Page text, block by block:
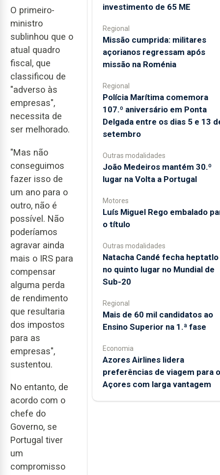
O primeiro-
ministro
sublinhou que o
atual quadro
fiscal, que
classificou de
"adverso às
empresas",
necessita de
ser melhorado.
"Mas não
conseguimos
fazer isso de
um ano para o
outro, não é
possível. Não
poderíamos
agravar ainda
mais o IRS para
compensar
alguma perda
de rendimento
que resultaria
dos impostos
para as
empresas",
sustentou.
No entanto, de
acordo com o
chefe do
Governo, se
Portugal tiver
um
compromisso
investimento de 65 ME
Regional
Missão cumprida: militares
açorianos regressam após
missão na Roménia
Regional
Polícia Marítima comemora
107.º aniversário em Ponta
Delgada entre os dias 5 e 13
setembro
Outras modalidades
João Medeiros mantém 30.º
lugar na Volta a Portugal
Motores
Luís Miguel Rego embalado
o título
Outras modalidades
Natacha Candé fecha heptatlo
no quinto lugar no Mundial de
Sub-20
Regional
Mais de 60 mil candidatos ao
Ensino Superior na 1.ª fase
Economia
Azores Airlines lidera
preferências de viagem para
Açores com larga vantagem